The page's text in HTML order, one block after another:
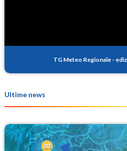
TG Meteo Regionale -
Ultime news